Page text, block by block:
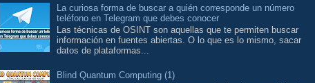
La curiosa forma de buscar a quién corresponde un número
teléfono en Telegram que debes conocer
Las técnicas de OSINT son aquellas que te permiten buscar
información en fuentes abiertas. O lo que es lo mismo, sacar
datos de plataformas...
Blind Quantum Computing (1)